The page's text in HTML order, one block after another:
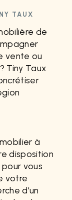
TAUX
de
vente ou
Tiny Taux
à
disposition
vous
votre
d'un